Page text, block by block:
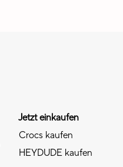
Jetzt einkaufen
Crocs kaufen
HEYDUDE kaufen